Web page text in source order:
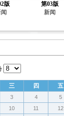
版
第03版
新闻
三 四 五
3 4 5
10 11 12